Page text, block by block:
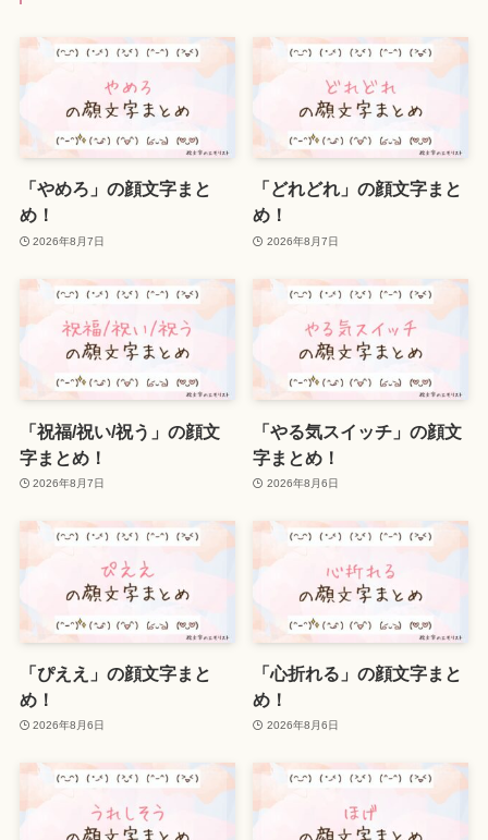
「やめろ」の顔文字まと
め！
2026年8月7日
「どれどれ」の顔文字まと
め！
2026年8月7日
「祝福/祝い/祝う」の顔文
字まとめ！
2026年8月7日
「やる気スイッチ」の顔文
字まとめ！
2026年8月6日
「ぴええ」の顔文字まと
め！
2026年8月6日
「心折れる」の顔文字まと
め！
2026年8月6日